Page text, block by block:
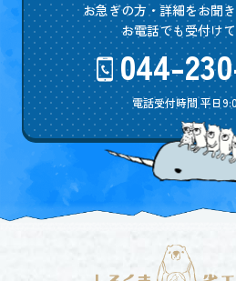
お急ぎの方・詳細をお聞
お電話でも受付け
044-
電話受付時間 平日